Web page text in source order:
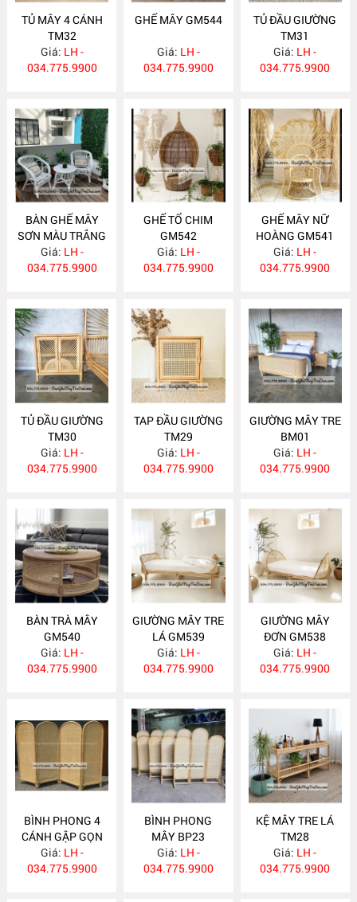
TỦ MÂY 4 CÁNH
TM32
Giá: LH -
034.775.9900
GHẾ MÂY GM544
Giá: LH -
034.775.9900
TỦ ĐẦU GIƯỜNG
TM31
Giá: LH -
034.775.9900
BÀN GHẾ MÂY
SƠN MÀU TRẮNG
GM543
Giá: LH -
034.775.9900
GHẾ TỔ CHIM
GM542
Giá: LH -
034.775.9900
GHẾ MÂY NỮ
HOÀNG GM541
Giá: LH -
034.775.9900
TỦ ĐẦU GIƯỜNG
TM30
Giá: LH -
034.775.9900
TAP ĐẦU GIƯỜNG
TM29
Giá: LH -
034.775.9900
GIƯỜNG MÂY TRE
BM01
Giá: LH -
034.775.9900
BÀN TRÀ MÂY
GM540
Giá: LH -
034.775.9900
GIƯỜNG MÂY TRE
LÁ GM539
Giá: LH -
034.775.9900
GIƯỜNG MÂY
ĐƠN GM538
Giá: LH -
034.775.9900
BÌNH PHONG 4
CÁNH GẬP GỌN
BP24
Giá: LH -
034.775.9900
BÌNH PHONG
MÂY BP23
Giá: LH -
034.775.9900
KỆ MÂY TRE LÁ
TM28
Giá: LH -
034.775.9900